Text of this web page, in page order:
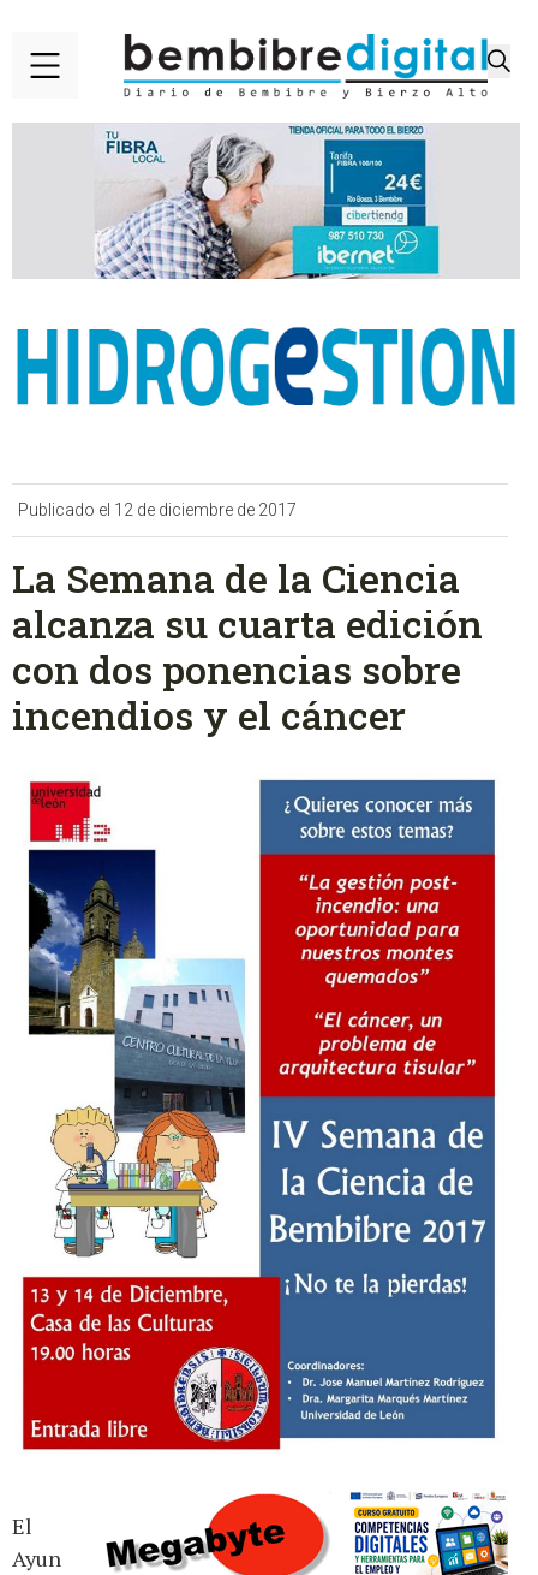
Publicado el 12 de diciembre de 2017
La Semana de la Ciencia
alcanza su cuarta edición
con dos ponencias sobre
incendios y el cáncer
El
Ayun